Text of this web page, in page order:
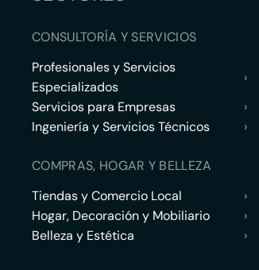
CONSULTORÍA Y SERVICIOS
Profesionales y Servicios
Especializados
›
Servicios para Empresas
›
Ingeniería y Servicios Técnicos
›
COMPRAS, HOGAR Y BELLEZA
Tiendas y Comercio Local
›
Hogar, Decoración y Mobiliario
›
Belleza y Estética
›